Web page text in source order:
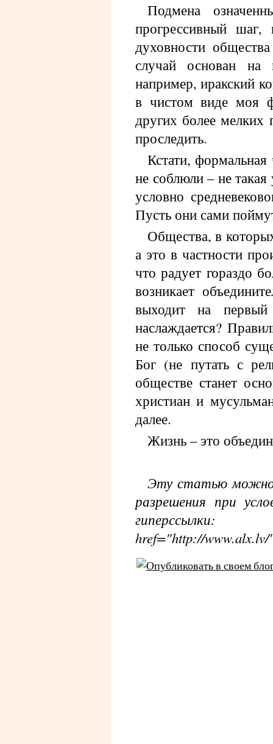
Подмена
прогрессивный
духовности
случай основан на
например, иракский
в чистом виде моя
других более
проследить.
Кстати, формальная
не соблюли – не
условно
Пусть они сами
Общества, в
а это в частности
что радует гораздо
возникает
выходит на
наслаждается?
не только способ
Бог (не путать с
обществе станет
христиан и
далее.
Жизнь – это
Эту статью можно
разрешения при
href="http://